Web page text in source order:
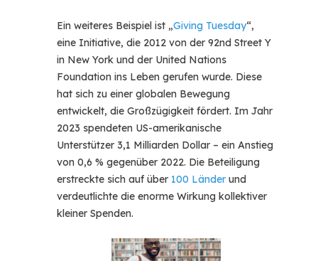
Ein weiteres Beispiel ist „Giving Tuesday“,
eine Initiative, die 2012 von der 92nd Street Y
in New York und der United Nations
Foundation ins Leben gerufen wurde. Diese
hat sich zu einer globalen Bewegung
entwickelt, die Großzügigkeit fördert. Im Jahr
2023 spendeten US-amerikanische
Unterstützer 3,1 Milliarden Dollar – ein Anstieg
von 0,6 % gegenüber 2022. Die Beteiligung
erstreckte sich auf über 100 Länder und
verdeutlichte die enorme Wirkung kollektiver
kleiner Spenden.